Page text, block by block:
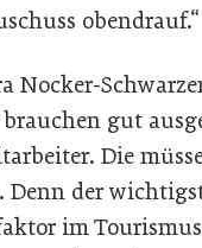
obendrauf.“
Nocker-
gut
Die
Denn der
im